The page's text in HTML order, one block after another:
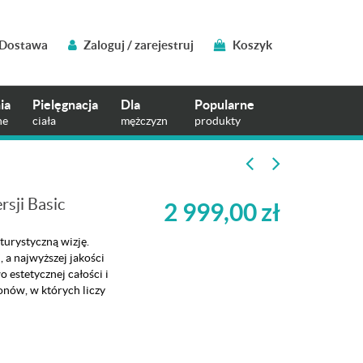
Dostawa Zaloguj / zarejestruj Koszyk
Pielęgnacja
ciała
Dla
mężczyzn
Popularne
produkty
Basic
wizję.
najwyższej jakości
estetycznej całości i
w których liczy
2 999,00zł